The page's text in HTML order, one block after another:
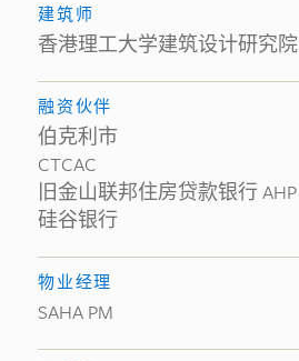
建筑师
香港理工大学建筑设计研究院
融资伙伴
伯克利市
CTCAC
旧金山联邦住房贷款银行 AHP
硅谷银行
物业经理
SAHA PM